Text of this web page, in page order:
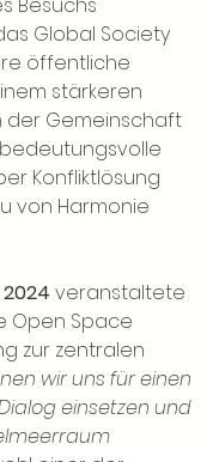
Global Society
öffentliche
stärkeren
der Gemeinschaft
Konfliktlösung
von Harmonie
veranstaltete
Open Space
zur zentralen
wir uns für einen
einsetzen und